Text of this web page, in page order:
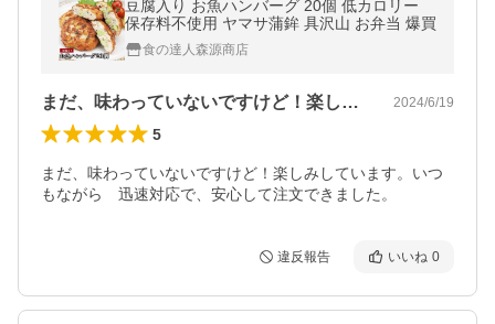
豆腐入り お魚ハンバーグ 20個 低カロリー
保存料不使用 ヤマサ蒲鉾 具沢山 お弁当 爆買
食の達人森源商店
まだ、味わっていないですけど！楽しみし… 2024/6/19
5
まだ、味わっていないですけど！楽しみしています。いつ
もながら　迅速対応で、安心して注文できました。
違反報告 いいね 0